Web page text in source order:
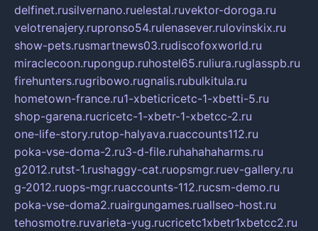
delfinet.rusilvernano.ruelestal.ruvektor-doroga.ru
velotrenajery.rupronso54.rulenasever.rulovinskix.ru
show-pets.rusmartnews03.rudiscofoxworld.ru
miraclecoon.rupongup.ruhostel65.ruliura.ruglasspb.ru
firehunters.rugribowo.rugnalis.rubulkitula.ru
hometown-france.ru1-xbeticricetc-1-xbetti-5.ru
shop-garena.rucricetc-1-xbetr-1-xbetcc-2.ru
one-life-story.rutop-halyava.ruaccounts112.ru
poka-vse-doma-2.ru3-d-file.ruhahahaharms.ru
g2012.rutst-1.rushaggy-cat.ruopsmgr.ruev-gallery.ru
g-2012.ruops-mgr.ruaccounts-112.rucsm-demo.ru
poka-vse-doma2.ruairgungames.ruallseo-host.ru
tehosmotre.ruvarieta-yug.rucricetc1xbetr1xbetcc2.ru